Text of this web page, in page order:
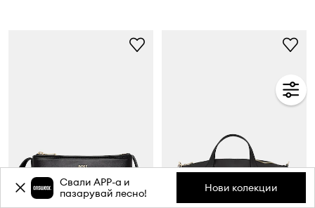
Свали APP-a и
пазарувай лесно!
Нови колекции